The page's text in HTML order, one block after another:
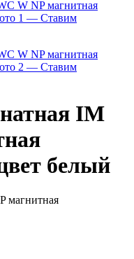
IM
белый
магнитная